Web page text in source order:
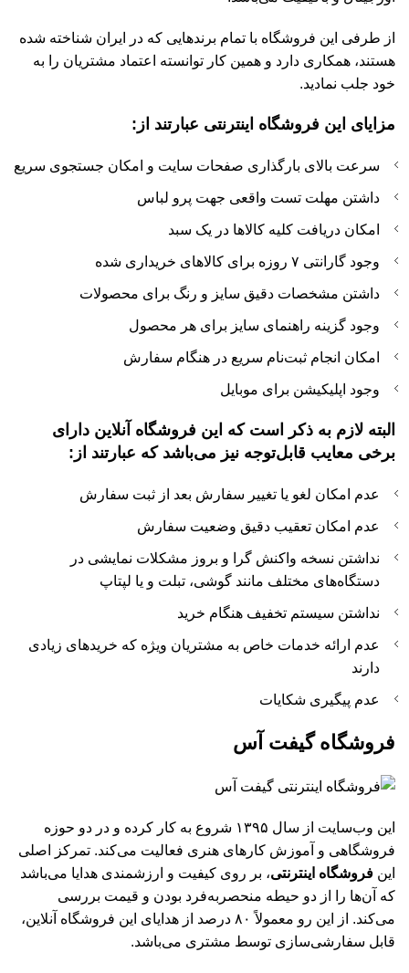
از طرفی این فروشگاه با تمام برندهایی که در ایران شناخته شده
هستند، همکاری دارد و همین کار توانسته اعتماد مشتریان را به
خود جلب نمادید.
مزایای این فروشگاه اینترنتی عبارتند از:
سرعت بالای بارگذاری صفحات سایت و امکان جستجوی سریع
داشتن مهلت تست واقعی جهت پرو لباس
امکان دریافت کلیه کالاها در یک سبد
وجود گارانتی ۷ روزه برای کالاهای خریداری شده
داشتن مشخصات دقیق سایز و رنگ برای محصولات
وجود گزینه راهنمای سایز برای هر محصول
امکان انجام ثبت‌نام سریع در هنگام سفارش
وجود اپلیکیشن برای موبایل
البته لازم به ذکر است که این فروشگاه آنلاین دارای
برخی معایب قابل‌توجه نیز می‌باشد که عبارتند از:
عدم امکان لغو یا تغییر سفارش بعد از ثبت سفارش
عدم امکان تعقیب دقیق وضعیت سفارش
نداشتن نسخه واکنش گرا و بروز مشکلات نمایشی در
دستگاه‌های مختلف مانند گوشی، تبلت و یا لپتاپ
نداشتن سیستم تخفیف هنگام خرید
عدم ارائه خدمات خاص به مشتریان ویژه که خریدهای زیادی
دارند
عدم پیگیری شکایات
فروشگاه گیفت آس
این وب‌سایت از سال ۱۳۹۵ شروع به کار کرده و در دو حوزه
فروشگاهی و آموزش کارهای هنری فعالیت می‌کند. تمرکز اصلی
این فروشگاه اینترنتی، بر روی کیفیت و ارزشمندی هدایا می‌باشد
که آن‌ها را از دو حیطه منحصربه‌فرد بودن و قیمت بررسی
می‌کند. از این رو معمولاً ۸۰ درصد از هدایای این فروشگاه آنلاین،
قابل سفارشی‌سازی توسط مشتری می‌باشد.